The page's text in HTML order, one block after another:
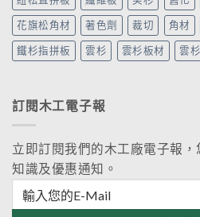
花旗松角材 著色劑 裁切 角材
鐵杉指拼板 雲杉 雲杉板材 雲
訂閱木工電子報
立即訂閱我們的木工廠電子報
知識及優惠通知。